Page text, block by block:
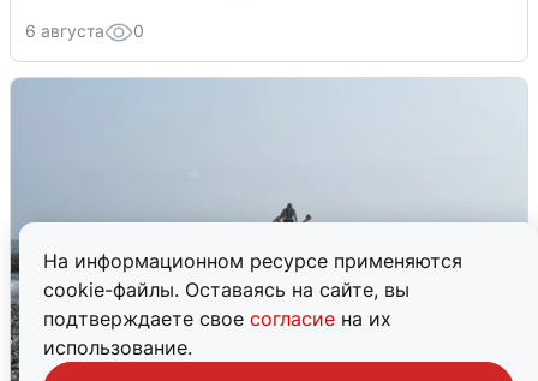
На информационном ресурсе применяются
cookie-файлы. Оставаясь на сайте, вы
подтверждаете свое согласие на их
использование.
6 августа 0